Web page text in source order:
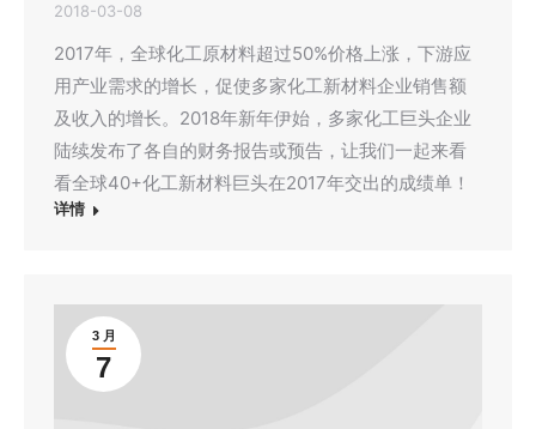
2018-03-08
2017年，全球化工原材料超过50%价格上涨，下游应
用产业需求的增长，促使多家化工新材料企业销售额
及收入的增长。2018年新年伊始，多家化工巨头企业
陆续发布了各自的财务报告或预告，让我们一起来看
看全球40+化工新材料巨头在2017年交出的成绩单！
详情
3 月
7